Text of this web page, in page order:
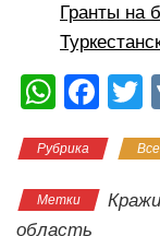
Гранты на
W
at
s
F
c
e
er
Рубрика
Метки Кражи
область